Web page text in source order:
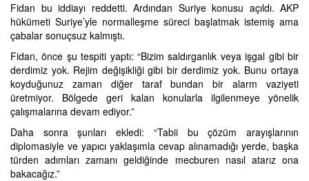
Fidan bu iddiayı reddetti. Ardından Suriye konusu açıldı. AKP
hükümeti Suriye’yle normalleşme süreci başlatmak istemiş ama
çabalar sonuçsuz kalmıştı.
Fidan, önce şu tespiti yaptı: “Bizim saldırganlık veya işgal gibi bir
derdimiz yok. Rejim değişikliği gibi bir derdimiz yok. Bunu ortaya
koyduğunuz zaman diğer taraf bundan bir alarm vaziyeti
üretmiyor. Bölgede geri kalan konularla ilgilenmeye yönelik
çalışmalarına devam ediyor.”
Daha sonra şunları ekledi: “Tabii bu çözüm arayışlarının
diplomasiyle ve yapıcı yaklaşımla cevap alınamadığı yerde, başka
türden adımları zamanı geldiğinde mecburen nasıl atarız ona
bakacağız.”